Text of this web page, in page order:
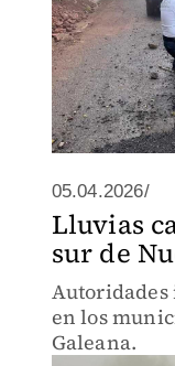
05.04.2026/
Lluvias
sur de
en los
Galeana.